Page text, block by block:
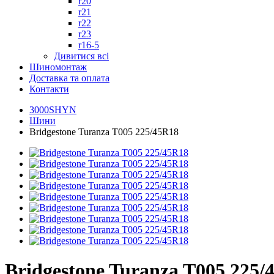
r21
r22
r23
r16-5
Дивитися всі
Шиномонтаж
Доставка та оплата
Контакти
3000SHYN
Шини
Bridgestone Turanza T005 225/45R18